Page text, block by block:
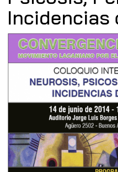
Incidencias